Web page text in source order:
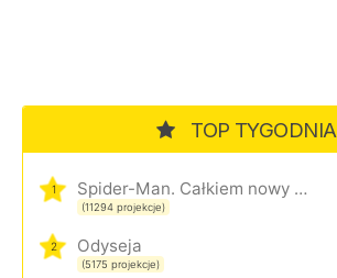
TOP TYGODNIA
1 Spider-Man. Całkiem nowy dzień
(11294 projekcje)
2 Odyseja
(5175 projekcje)